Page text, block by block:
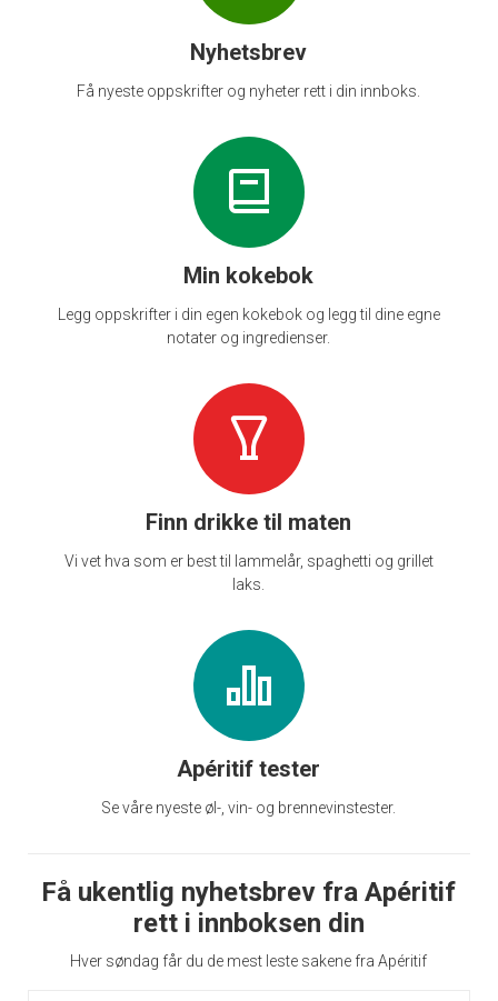
Nyhetsbrev
Få nyeste oppskrifter og nyheter rett i din innboks.
Min kokebok
Legg oppskrifter i din egen kokebok og legg til dine egne
notater og ingredienser.
Finn drikke til maten
Vi vet hva som er best til lammelår, spaghetti og grillet
laks.
Apéritif tester
Se våre nyeste øl-, vin- og brennevinstester.
Få ukentlig nyhetsbrev fra Apéritif
rett i innboksen din
Hver søndag får du de mest leste sakene fra Apéritif